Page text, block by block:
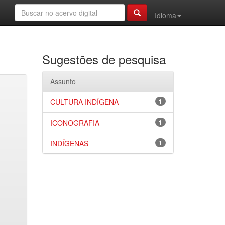
Idioma
Sugestões de pesquisa
Assunto
1
CULTURA INDÍGENA
1
ICONOGRAFIA
1
INDÍGENAS